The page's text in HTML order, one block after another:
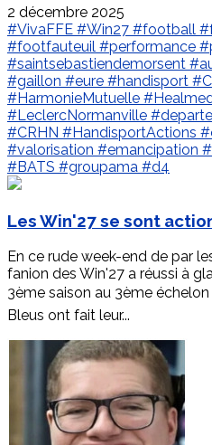
2 décembre 2025
#VivaFFE #Win27 #football
#footfauteuil #performance
#saintsebastiendemorsent
#gaillon #eure #handisport
#HarmonieMutuelle
#LeclercNormanville
#CRHN #HandisportActions
#valorisation #emancipation
#BATS #groupama #d4
Les Win'27 se sont
En ce rude week-end de par
fanion des Win'27 a réussi à
3ème saison au 3ème
Bleus ont fait leur...